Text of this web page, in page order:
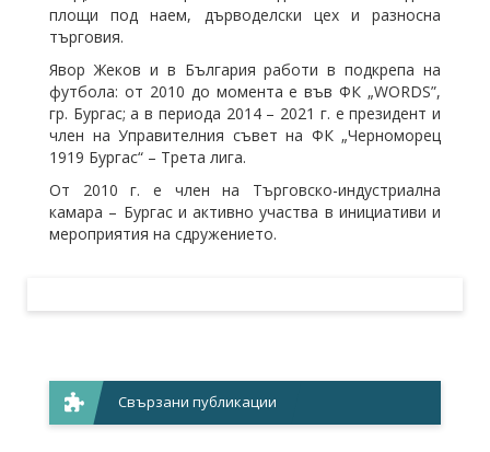
площи под наем, дърводелски цех и разносна
търговия.
Явор Жеков и в България работи в подкрепа на
футбола: от 2010 до момента е във ФК „WORDS”,
гр. Бургас; а в периода 2014 – 2021 г. е президент и
член на Управителния съвет на ФК „Черноморец
1919 Бургас“ – Трета лига.
От 2010 г. е член на Търговско-индустриална
камара – Бургас и активно участва в инициативи и
мероприятия на сдружението.
Свързани публикации